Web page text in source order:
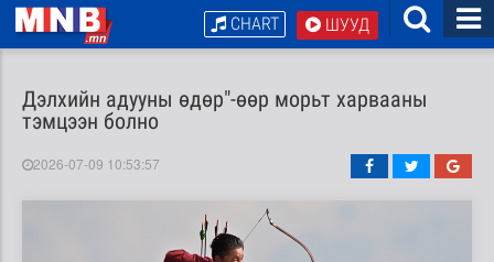
ШУУД
CHART
Дэлхийн адууны өдөр"-өөр морьт харвааны
тэмцээн болно
2026-07-09 10:53:57